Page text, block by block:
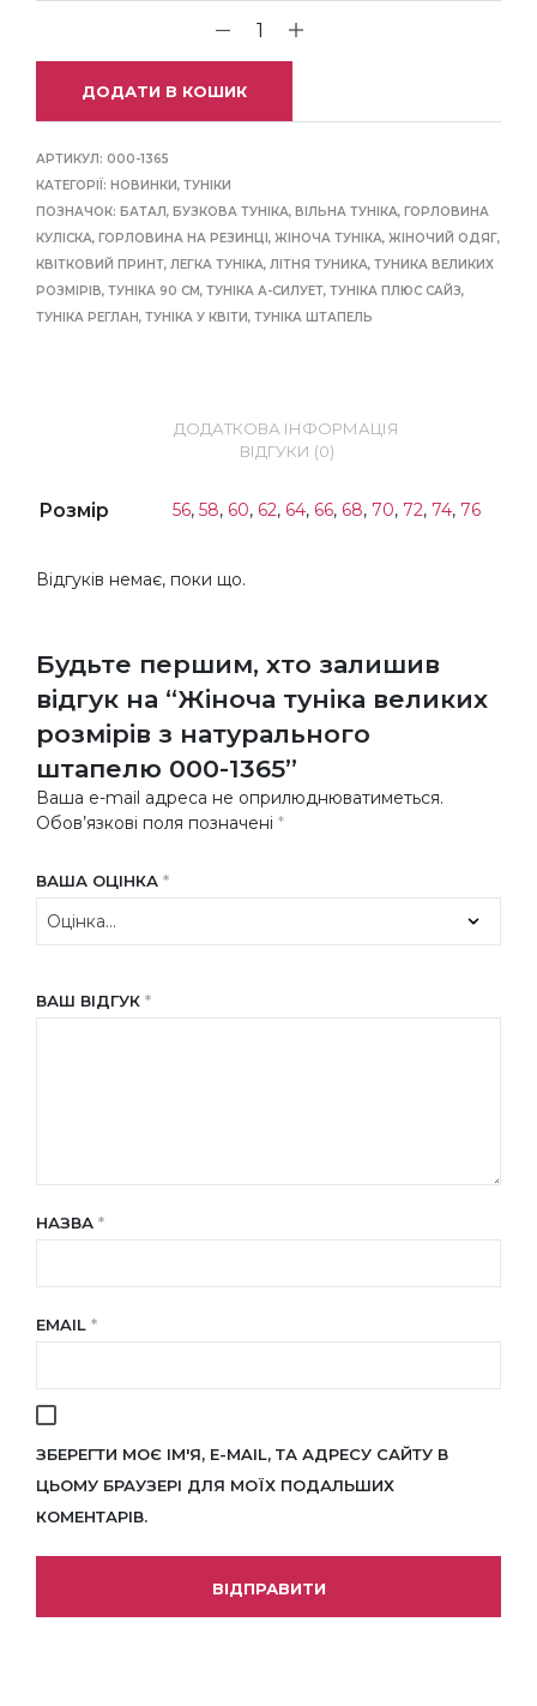
ДОДАТИ В КОШИК
АРТИКУЛ: 000-1365
КАТЕГОРІЇ: НОВИНКИ, ТУНІКИ
ПОЗНАЧОК: БАТАЛ, БУЗКОВА ТУНІКА, ВІЛЬНА ТУНІКА, ГОРЛОВИНА
КУЛІСКА, ГОРЛОВИНА НА РЕЗИНЦІ, ЖІНОЧА ТУНІКА, ЖІНОЧИЙ ОДЯГ,
КВІТКОВИЙ ПРИНТ, ЛЕГКА ТУНІКА, ЛІТНЯ ТУНИКА, ТУНИКА ВЕЛИКИХ
РОЗМІРІВ, ТУНІКА 90 СМ, ТУНІКА А-СИЛУЕТ, ТУНІКА ПЛЮС САЙЗ,
ТУНІКА РЕГЛАН, ТУНІКА У КВІТИ, ТУНІКА ШТАПЕЛЬ
ДОДАТКОВА ІНФОРМАЦІЯ
ВІДГУКИ (0)
Розмір 56, 58, 60, 62, 64, 66, 68, 70, 72, 74, 76
Відгуків немає, поки що.
Будьте першим, хто залишив
відгук на “Жіноча туніка великих
розмірів з натурального
штапелю 000-1365”
Ваша e-mail адреса не оприлюднюватиметься.
Обов’язкові поля позначені *
ВАША ОЦІНКА *
ВАШ ВІДГУК *
НАЗВА *
EMAIL *
ЗБЕРЕГТИ МОЄ ІМ'Я, E-MAIL, ТА АДРЕСУ САЙТУ В
ЦЬОМУ БРАУЗЕРІ ДЛЯ МОЇХ ПОДАЛЬШИХ
КОМЕНТАРІВ.